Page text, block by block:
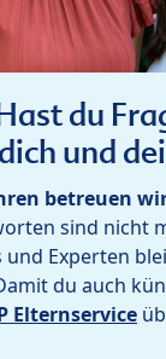
du
und
betreuen
sind nicht
Experten
du auch
Elternservice